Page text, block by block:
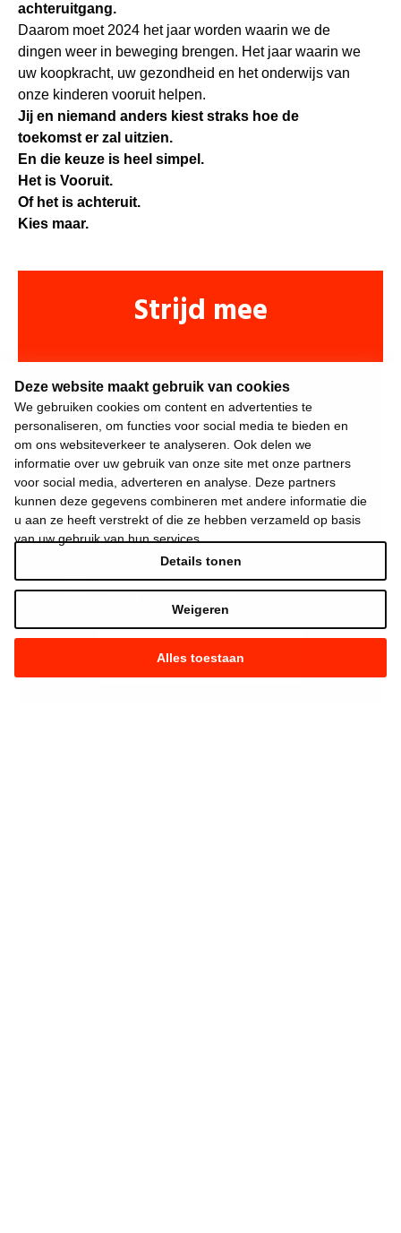
Deze website maakt gebruik van cookies
We gebruiken cookies om content en advertenties te
personaliseren, om functies voor social media te bieden en
om ons websiteverkeer te analyseren. Ook delen we
informatie over uw gebruik van onze site met onze partners
voor social media, adverteren en analyse. Deze partners
kunnen deze gegevens combineren met andere informatie die
u aan ze heeft verstrekt of die ze hebben verzameld op basis
van uw gebruik van hun services.
Alles toestaan
Weigeren
Details tonen
achteruitgang.
Daarom moet 2024 het jaar worden waarin we de
dingen weer in beweging brengen. Het jaar waarin we
uw koopkracht, uw gezondheid en het onderwijs van
onze kinderen vooruit helpen.
Jij en niemand anders kiest straks hoe de
toekomst er zal uitzien.
En die keuze is heel simpel.
Het is Vooruit.
Of het is achteruit.
Kies maar.
Strijd mee
Ik aanvaard de